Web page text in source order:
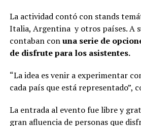
La actividad contó con stands
Italia, Argentina y otros países. A
contaban conuna serie de
de disfrute para los asistentes.
“La idea es venir a experimentar
cada país que está representado”,
La entrada al evento fue libre y
gran afluencia de personas que